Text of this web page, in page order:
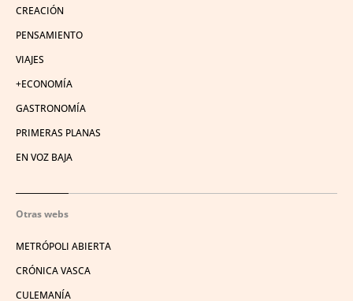
CREACIÓN
PENSAMIENTO
VIAJES
+ECONOMÍA
GASTRONOMÍA
PRIMERAS PLANAS
EN VOZ BAJA
Otras webs
METRÓPOLI ABIERTA
CRÓNICA VASCA
CULEMANÍA